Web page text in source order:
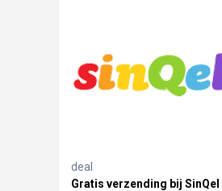
deal
Gratis verzending bij SinQel